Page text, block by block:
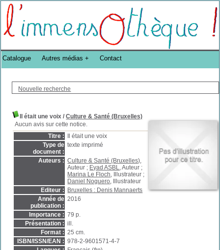
Bibliothèque DoucheFLUX Bibliotheek -->
Nouvelle recherche
Il était une voix /Culture & Santé (Bruxelles)
Aucun avis sur cette notice.
Titre :
Il était une voix
Type de
document :
texte imprimé
Auteurs : Culture & Santé (Bruxelles),
Auteur ; Eyad ASBL, Auteur ;
Marina Le Floch, Illustrateur ;
Daniel Noguero, Illustrateur
Editeur :
Bruxelles : Denis Mannaerts
Année de
publication :
2016
Importance : 79 p.
Présentation : ill.
Format : 25 cm.
ISBN/ISSN/EAN : 978-2-9601571-4-7
Catalogue Autres médias Contact